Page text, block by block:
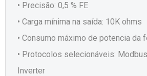
• Precisão: 0,5 % FE
• Carga mínima na saída: 10K ohms
• Consumo máximo de potencia da
• Protocolos selecionáveis: Modbus
Inverter